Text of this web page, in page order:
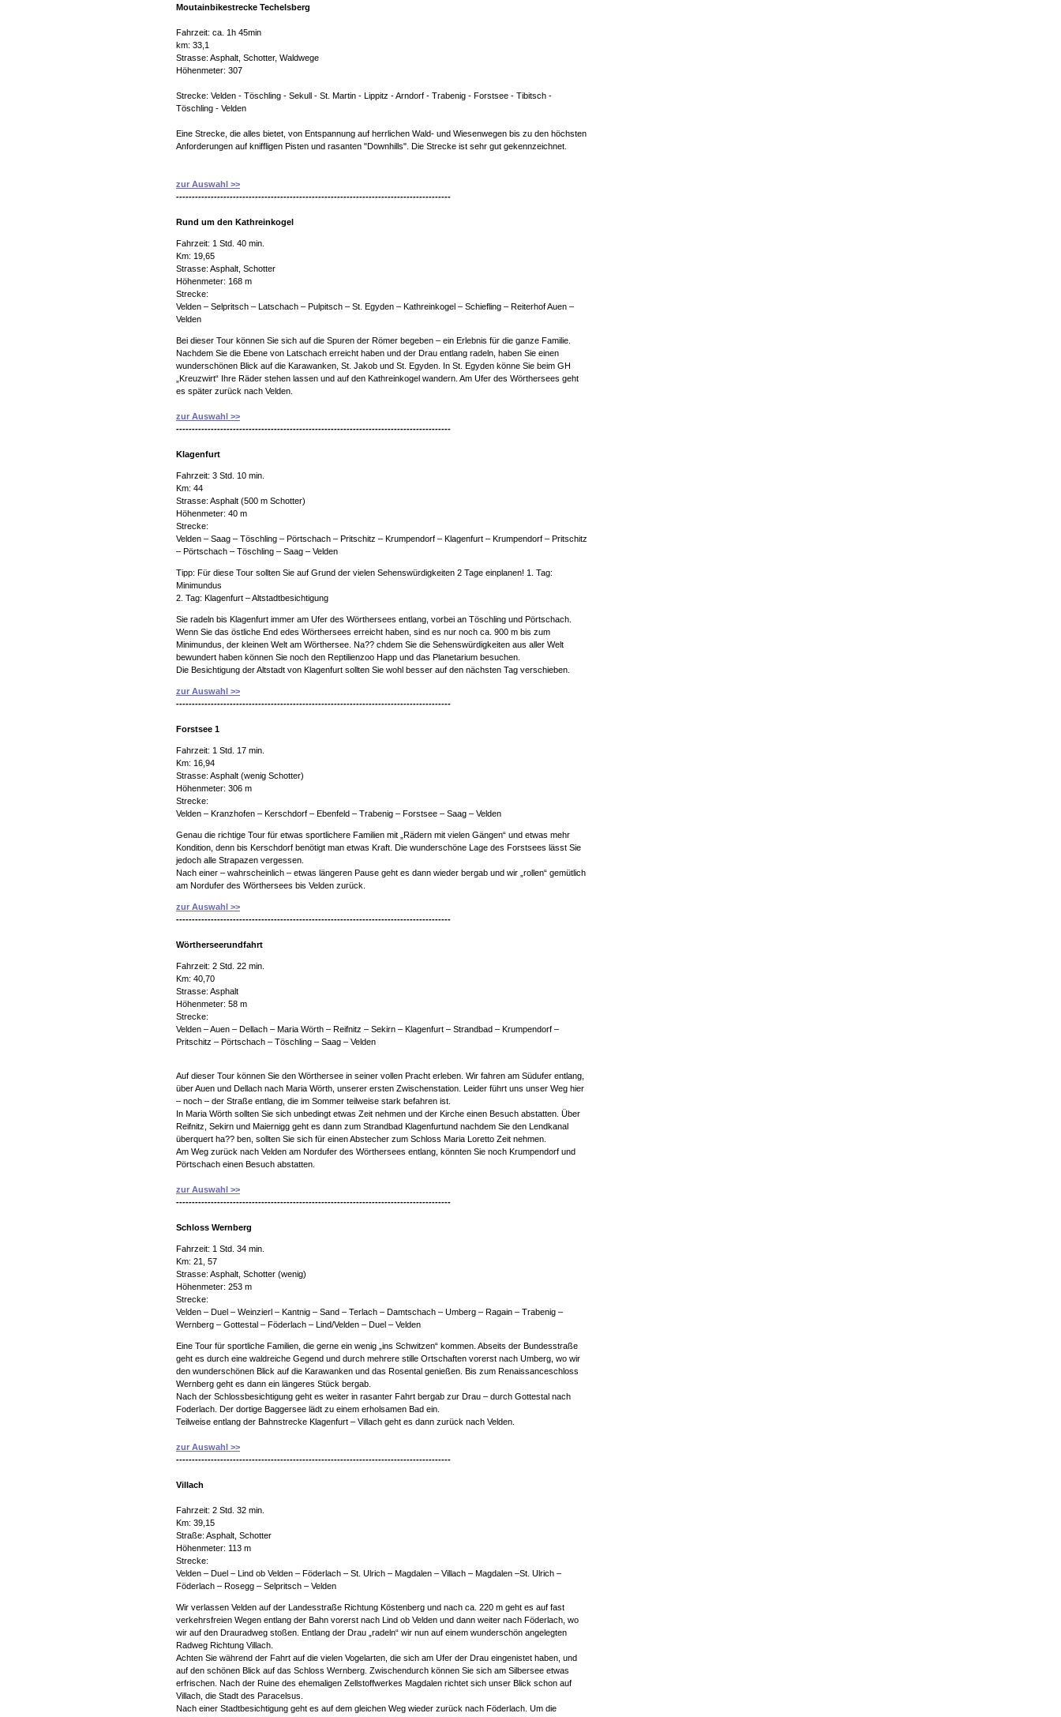
Moutainbikestrecke Techelsberg
Fahrzeit: ca. 1h 45min
km: 33,1
Strasse: Asphalt, Schotter, Waldwege
Höhenmeter: 307
Strecke: Velden - Töschling - Sekull - St. Martin - Lippitz - Arndorf - Trabenig - Forstsee - Tibitsch -
Töschling - Velden
Eine Strecke, die alles bietet, von Entspannung auf herrlichen Wald- und Wiesenwegen bis zu den höchsten
Anforderungen auf kniffligen Pisten und rasanten "Downhills". Die Strecke ist sehr gut gekennzeichnet.
zur Auswahl >>
---------------------------------------------------------------------------------------
Rund um den Kathreinkogel
Fahrzeit: 1 Std. 40 min.
Km: 19,65
Strasse: Asphalt, Schotter
Höhenmeter: 168 m
Strecke:
Velden – Selpritsch – Latschach – Pulpitsch – St. Egyden – Kathreinkogel – Schiefling – Reiterhof Auen –
Velden
Bei dieser Tour können Sie sich auf die Spuren der Römer begeben – ein Erlebnis für die ganze Familie.
Nachdem Sie die Ebene von Latschach erreicht haben und der Drau entlang radeln, haben Sie einen
wunderschönen Blick auf die Karawanken, St. Jakob und St. Egyden. In St. Egyden könne Sie beim GH
„Kreuzwirt“ Ihre Räder stehen lassen und auf den Kathreinkogel wandern. Am Ufer des Wörthersees geht
es später zurück nach Velden.
zur Auswahl >>
---------------------------------------------------------------------------------------
Klagenfurt
Fahrzeit: 3 Std. 10 min.
Km: 44
Strasse: Asphalt (500 m Schotter)
Höhenmeter: 40 m
Strecke:
Velden – Saag – Töschling – Pörtschach – Pritschitz – Krumpendorf – Klagenfurt – Krumpendorf – Pritschitz
– Pörtschach – Töschling – Saag – Velden
Tipp: Für diese Tour sollten Sie auf Grund der vielen Sehenswürdigkeiten 2 Tage einplanen! 1. Tag:
Minimundus
2. Tag: Klagenfurt – Altstadtbesichtigung
Sie radeln bis Klagenfurt immer am Ufer des Wörthersees entlang, vorbei an Töschling und Pörtschach.
Wenn Sie das östliche End edes Wörthersees erreicht haben, sind es nur noch ca. 900 m bis zum
Minimundus, der kleinen Welt am Wörthersee. Na?? chdem Sie die Sehenswürdigkeiten aus aller Welt
bewundert haben können Sie noch den Reptilienzoo Happ und das Planetarium besuchen.
Die Besichtigung der Altstadt von Klagenfurt sollten Sie wohl besser auf den nächsten Tag verschieben.
zur Auswahl >>
---------------------------------------------------------------------------------------
Forstsee 1
Fahrzeit: 1 Std. 17 min.
Km: 16,94
Strasse: Asphalt (wenig Schotter)
Höhenmeter: 306 m
Strecke:
Velden – Kranzhofen – Kerschdorf – Ebenfeld – Trabenig – Forstsee – Saag – Velden
Genau die richtige Tour für etwas sportlichere Familien mit „Rädern mit vielen Gängen“ und etwas mehr
Kondition, denn bis Kerschdorf benötigt man etwas Kraft. Die wunderschöne Lage des Forstsees lässt Sie
jedoch alle Strapazen vergessen.
Nach einer – wahrscheinlich – etwas längeren Pause geht es dann wieder bergab und wir „rollen“ gemütlich
am Nordufer des Wörthersees bis Velden zurück.
zur Auswahl >>
---------------------------------------------------------------------------------------
Wörtherseerundfahrt
Fahrzeit: 2 Std. 22 min.
Km: 40,70
Strasse: Asphalt
Höhenmeter: 58 m
Strecke:
Velden – Auen – Dellach – Maria Wörth – Reifnitz – Sekirn – Klagenfurt – Strandbad – Krumpendorf –
Pritschitz – Pörtschach – Töschling – Saag – Velden
Auf dieser Tour können Sie den Wörthersee in seiner vollen Pracht erleben. Wir fahren am Südufer entlang,
über Auen und Dellach nach Maria Wörth, unserer ersten Zwischenstation. Leider führt uns unser Weg hier
– noch – der Straße entlang, die im Sommer teilweise stark befahren ist.
In Maria Wörth sollten Sie sich unbedingt etwas Zeit nehmen und der Kirche einen Besuch abstatten. Über
Reifnitz, Sekirn und Maiernigg geht es dann zum Strandbad Klagenfurtund nachdem Sie den Lendkanal
überquert ha?? ben, sollten Sie sich für einen Abstecher zum Schloss Maria Loretto Zeit nehmen.
Am Weg zurück nach Velden am Nordufer des Wörthersees entlang, könnten Sie noch Krumpendorf und
Pörtschach einen Besuch abstatten.
zur Auswahl >>
---------------------------------------------------------------------------------------
Schloss Wernberg
Fahrzeit: 1 Std. 34 min.
Km: 21, 57
Strasse: Asphalt, Schotter (wenig)
Höhenmeter: 253 m
Strecke:
Velden – Duel – Weinzierl – Kantnig – Sand – Terlach – Damtschach – Umberg – Ragain – Trabenig –
Wernberg – Gottestal – Föderlach – Lind/Velden – Duel – Velden
Eine Tour für sportliche Familien, die gerne ein wenig „ins Schwitzen“ kommen. Abseits der Bundesstraße
geht es durch eine waldreiche Gegend und durch mehrere stille Ortschaften vorerst nach Umberg, wo wir
den wunderschönen Blick auf die Karawanken und das Rosental genießen. Bis zum Renaissanceschloss
Wernberg geht es dann ein längeres Stück bergab.
Nach der Schlossbesichtigung geht es weiter in rasanter Fahrt bergab zur Drau – durch Gottestal nach
Foderlach. Der dortige Baggersee lädt zu einem erholsamen Bad ein.
Teilweise entlang der Bahnstrecke Klagenfurt – Villach geht es dann zurück nach Velden.
zur Auswahl >>
---------------------------------------------------------------------------------------
Villach
Fahrzeit: 2 Std. 32 min.
Km: 39,15
Straße: Asphalt, Schotter
Höhenmeter: 113 m
Strecke:
Velden – Duel – Lind ob Velden – Föderlach – St. Ulrich – Magdalen – Villach – Magdalen –St. Ulrich –
Föderlach – Rosegg – Selpritsch – Velden
Wir verlassen Velden auf der Landesstraße Richtung Köstenberg und nach ca. 220 m geht es auf fast
verkehrsfreien Wegen entlang der Bahn vorerst nach Lind ob Velden und dann weiter nach Föderlach, wo
wir auf den Drauradweg stoßen. Entlang der Drau „radeln“ wir nun auf einem wunderschön angelegten
Radweg Richtung Villach.
Achten Sie während der Fahrt auf die vielen Vogelarten, die sich am Ufer der Drau eingenistet haben, und
auf den schönen Blick auf das Schloss Wernberg. Zwischendurch können Sie sich am Silbersee etwas
erfrischen. Nach der Ruine des ehemaligen Zellstoffwerkes Magdalen richtet sich unser Blick schon auf
Villach, die Stadt des Paracelsus.
Nach einer Stadtbesichtigung geht es auf dem gleichen Weg wieder zurück nach Föderlach. Um die